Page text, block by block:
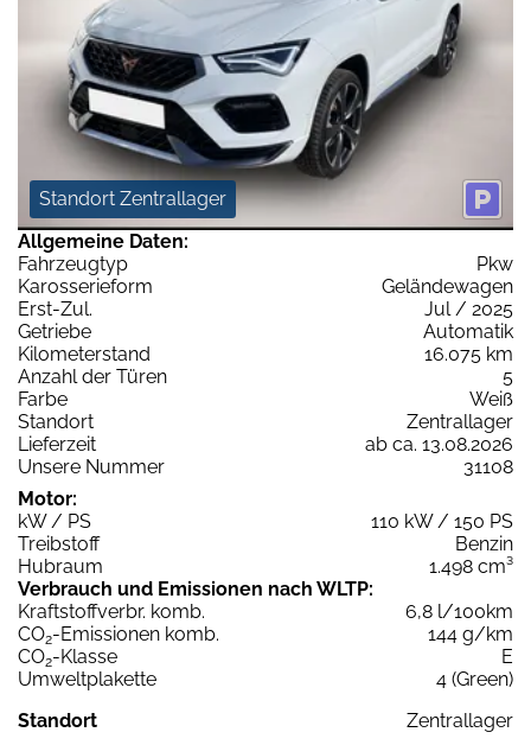
Standort Zentrallager
Allgemeine Daten:
Fahrzeugtyp
Pkw
Karosserieform
Geländewagen
Erst-Zul.
Jul / 2025
Getriebe
Automatik
Kilometerstand
16.075 km
Anzahl der Türen
5
Farbe
Weiß
Standort
Zentrallager
Lieferzeit
ab ca. 13.08.2026
Unsere Nummer
31108
Motor:
kW / PS
110 kW / 150 PS
Treibstoff
Benzin
Hubraum
1.498 cm³
Verbrauch und Emissionen nach WLTP:
Kraftstoffverbr. komb.
6,8 l/100km
CO2-Emissionen komb.
144 g/km
CO2-Klasse
E
Umweltplakette
4 (Green)
Standort
Zentrallager